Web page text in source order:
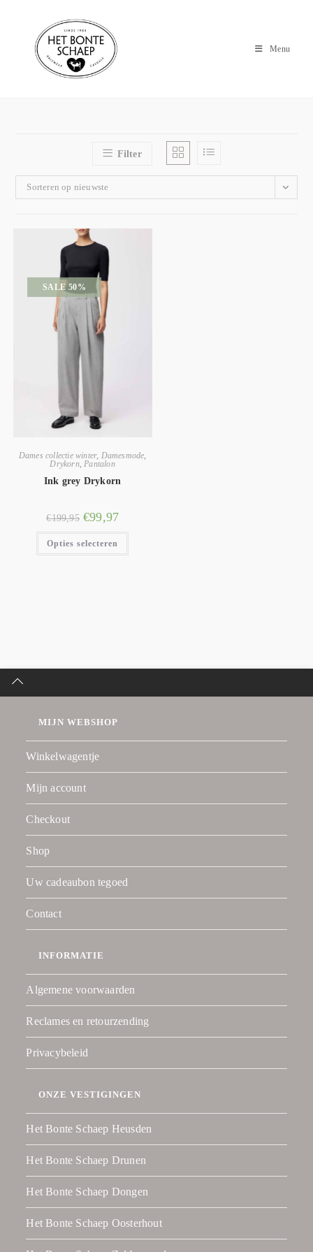
Menu
Filter
Sorteren op nieuwste
SALE 50%
Dames collectie winter, Damesmode
Drykorn, Pantalon
Ink grey Drykorn
€199,95 €99,97
Opties selecteren
MIJN WEBSHOP
Winkelwagentje
Mijn account
Checkout
Shop
Uw cadeaubon tegoed
Contact
INFORMATIE
Algemene voorwaarden
Reclames en retourzending
Privacybeleid
ONZE VESTIGINGEN
Het Bonte Schaep Heusden
Het Bonte Schaep Drunen
Het Bonte Schaep Dongen
Het Bonte Schaep Oosterhout